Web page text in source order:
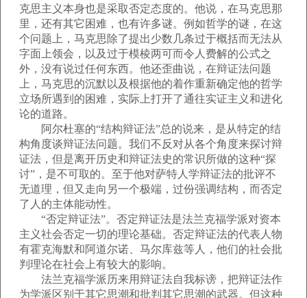
克思主义本身也是采取否定态度的。他说，在马克思那
里，还有其它困难，也有许多谜。例如哲学的谜，在这
个问题上，马克思除了提出少数几条过于概括而无法从
字面上领会，以及过于模棱两可而令人费解的公式之
外，没有说过任何东西。他还歪曲说，在辩证法问题
上，马克思的沉默以及根据他的着作重新确定他的哲学
立场所遇到的困难，实际上打开了通往实证主义和进化
论的道路。
阿尔杜塞的“结构辩证法”总的说来，是从特定的结
构角度谈辩证法问题。我们不反对从各个角度来探讨辩
证法，但是离开历史和辩证法史的常识所做的这种“探
讨”，是不可取的。至于他对萨特人学辩证法的批评不
无道理，但又走向另一个极端，过份强调结构，而否定
了人的主体能动性。
“否定辩证法”。否定辩证法是法兰克福学派对资本
主义社会否定一切的理论基础。否定辩证法的代表人物
有霍克海默和阿道尔诺、马尔库兹等人，他们的社会批
判理论在社会上有较大的影响。
法兰克福学派历来用辩证法自我标谤，把辩证法作
为学派区别于其它思潮和批判其它思潮的武器。但这种